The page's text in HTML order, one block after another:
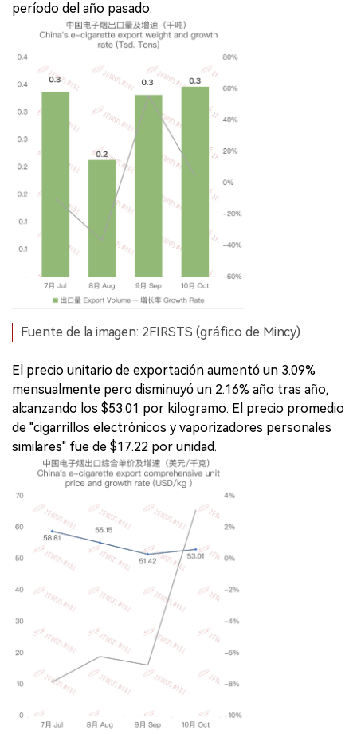
período del año pasado.
Fuente de la imagen: 2FIRSTS (gráfico de Mincy)
El precio unitario de exportación aumentó un 3.09%
mensualmente pero disminuyó un 2.16% año tras año,
alcanzando los $53.01 por kilogramo. El precio promedio
de "cigarrillos electrónicos y vaporizadores personales
similares" fue de $17.22 por unidad.